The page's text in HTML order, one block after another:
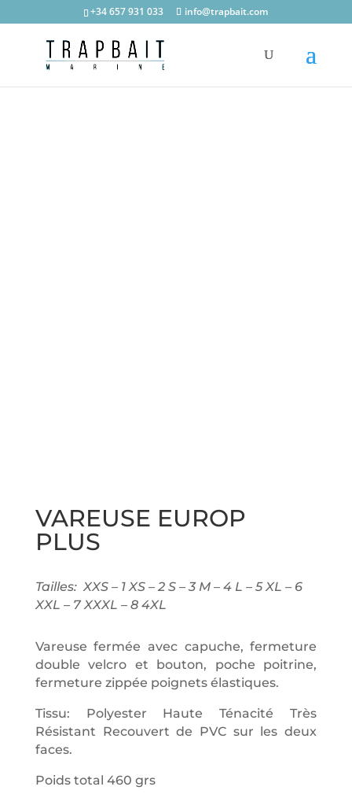
+34 657 931 033 info@trapbait.com
VAREUSE EUROP
PLUS
Tailles: XXS – 1 XS – 2 S – 3 M – 4 L – 5 XL – 6
XXL – 7 XXXL – 8 4XL
Vareuse fermée avec capuche, fermeture
double velcro et bouton, poche poitrine,
fermeture zippée poignets élastiques.
Tissu: Polyester Haute Ténacité Très
Résistant Recouvert de PVC sur les deux
faces.
Poids total 460 grs